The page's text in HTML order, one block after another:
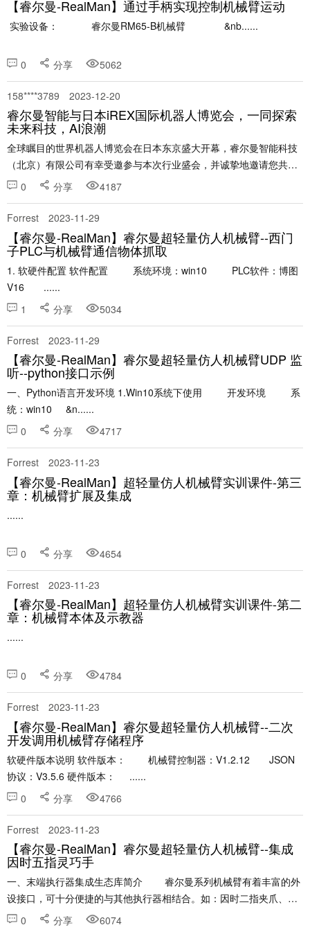
【睿尔曼-RealMan】通过手柄实现控制机械臂运动
实验设备： 睿尔曼RM65-B机械臂 &nb......
0 分享 5062
158****3789 2023-12-20
睿尔曼智能与日本iREX国际机器人博览会，一同探索
未来科技，AI浪潮
全球瞩目的世界机器人博览会在日本东京盛大开幕，睿尔曼智能科技
（北京）有限公司有幸受邀参与本次行业盛会，并诚挚地邀请您共赴
科技盛宴，一同探索机器人领域的未来发展！ 世界机器人博览会
0 分享 4187
Forrest 2023-11-29
【睿尔曼-RealMan】睿尔曼超轻量仿人机械臂--西门
子PLC与机械臂通信物体抓取
1. 软硬件配置 软件配置 系统环境：win10 PLC软件：博图
V16 ......
1
分享 5034
Forrest 2023-11-29
【睿尔曼-RealMan】睿尔曼超轻量仿人机械臂UDP 监
听--python接口示例
一、Python语言开发环境 1.Win10系统下使用 开发环境 系
统：win10 &n......
0
分享 4717
Forrest 2023-11-23
【睿尔曼-RealMan】超轻量仿人机械臂实训课件-第三
章：机械臂扩展及集成
......
0 分享 4654
Forrest 2023-11-23
【睿尔曼-RealMan】超轻量仿人机械臂实训课件-第二
章：机械臂本体及示教器
......
0 分享 4784
Forrest 2023-11-23
【睿尔曼-RealMan】睿尔曼超轻量仿人机械臂--二次
开发调用机械臂存储程序
软硬件版本说明 软件版本： 机械臂控制器：V1.2.12 JSON
协议：V3.5.6 硬件版本： ......
0
分享 4766
Forrest 2023-11-23
【睿尔曼-RealMan】睿尔曼超轻量仿人机械臂--集成
因时五指灵巧手
一、末端执行器集成生态库简介 睿尔曼系列机械臂有着丰富的外
设接口，可十分便捷的与其他执行器相结合。如：因时二指夹爪、因
时五指灵巧手、知行灵巧手、大寰夹爪、钧舵吸盘等。 ......
0 分享 6074